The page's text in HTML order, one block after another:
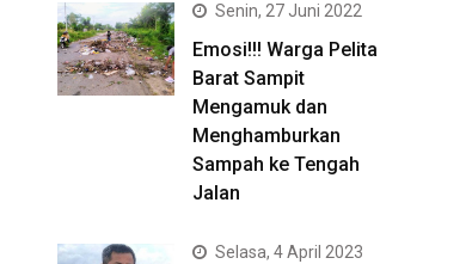
Senin, 27 Juni 2022
Emosi!!! Warga Pelita
Barat Sampit
Mengamuk dan
Menghamburkan
Sampah ke Tengah
Jalan
Selasa, 4 April 2023